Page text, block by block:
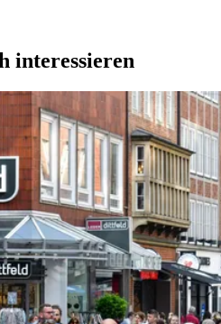
interessieren